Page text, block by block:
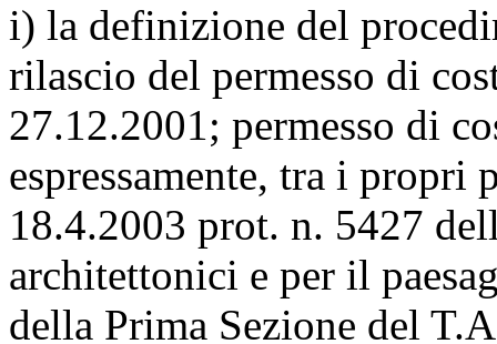
i) la definizione del
rilascio del permesso di
27.12.2001; permesso di
espressamente, tra i propri
18.4.2003 prot. n. 5427
architettonici e per il
della Prima Sezione del